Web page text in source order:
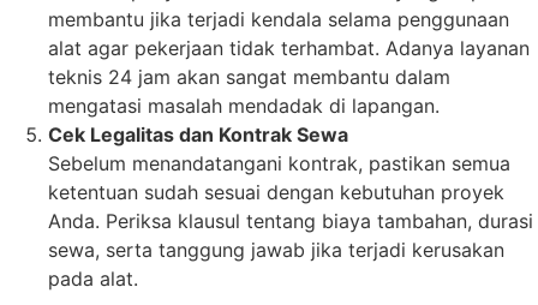
membantu jika terjadi kendala selama penggunaan
alat agar pekerjaan tidak terhambat. Adanya layanan
teknis 24 jam akan sangat membantu dalam
mengatasi masalah mendadak di lapangan.
Cek Legalitas dan Kontrak Sewa
Sebelum menandatangani kontrak, pastikan semua
ketentuan sudah sesuai dengan kebutuhan proyek
Anda. Periksa klausul tentang biaya tambahan, durasi
sewa, serta tanggung jawab jika terjadi kerusakan
pada alat.